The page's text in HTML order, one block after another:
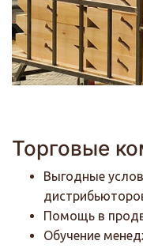
Торговые
Выгодные
Помощь в
Обучение